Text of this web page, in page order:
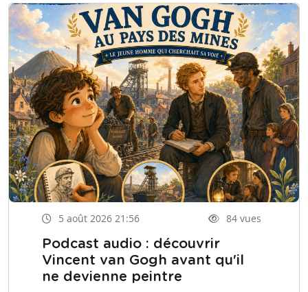
5 août 2026 21:56 84 vues
Podcast audio : découvrir
Vincent van Gogh avant qu'il
ne devienne peintre